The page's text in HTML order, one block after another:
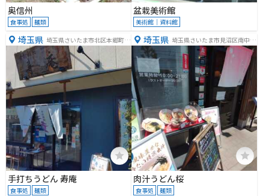
奥信州
食事処 麺類
盆栽美術館
美術館｜資料館
埼玉県 埼玉県さいたま市北区本郷町１
６７−１
手打ちうどん 寿庵
食事処 麺類
埼玉県 埼玉県さいたま市見沼区南中野
９１−１
肉汁うどん桜
食事処 麺類